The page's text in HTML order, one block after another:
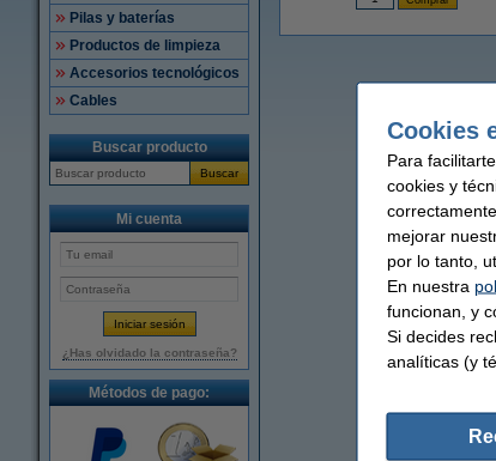
Pilas y baterías
Productos de limpieza
Accesorios tecnológicos
Cables
Buscar producto
Buscar
Mi cuenta
¿Has olvidado la contraseña?
Métodos de pago:
Cookies
Para
cookies y
mejorar
por lo tanto,
En nuestra
funcionan, y
Si decides
analíticas (y